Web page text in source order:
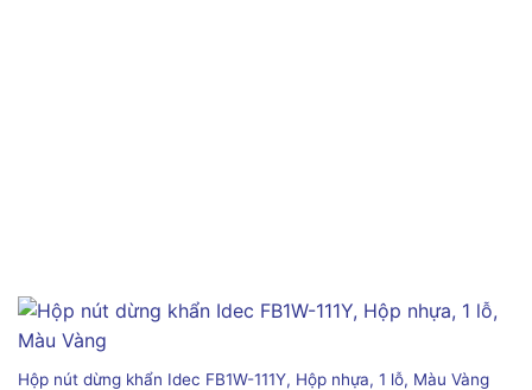
Hộp nút dừng khẩn Idec FB1W-111Y, Hộp nhựa, 1 lỗ, Màu Vàng